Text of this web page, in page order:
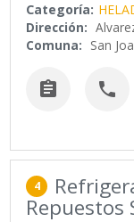
Categoría:
Dirección:
Comuna: San
 
4
Repuestos